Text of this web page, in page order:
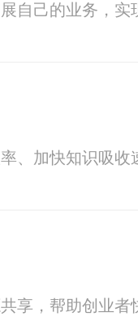
自己的业务，实
、加快知识吸收
享，帮助创业者